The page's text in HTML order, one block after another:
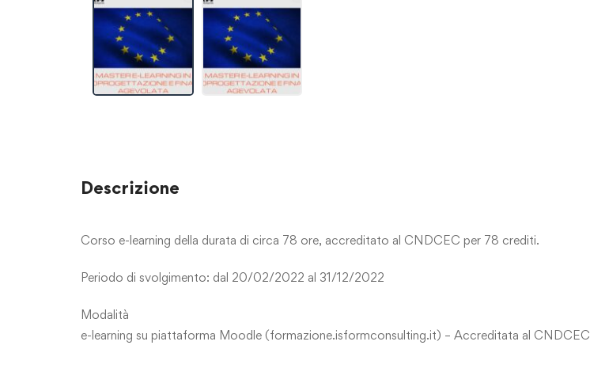
Descrizione
Corso e-learning della durata di circa 78 ore, accreditato al CNDCEC per 78 crediti.
Periodo di svolgimento: dal 20/02/2022 al 31/12/2022
Modalità
e-learning su piattaforma Moodle (formazione.isformconsulting.it) – Accreditata al CNDCEC